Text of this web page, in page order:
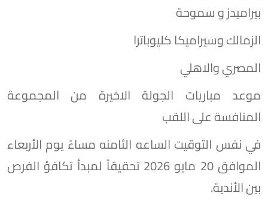
بيراميدز و سموحة
الزمالك وسيراميكا كليوباترا
المصري والاهلي
موعد مباريات الجولة الاخيرة من المجموعة
المنافسة على اللقب
في نفس التوقيت الساعه الثامنه مساءً يوم الأربعاء
الموافق 20 مايو 2026 تحقيقاً لمبدأ تكافؤ الفرص
بين الأندية.